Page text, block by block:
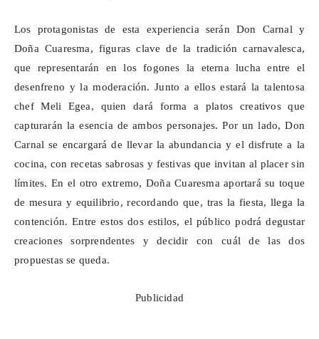
Los protagonistas de esta experiencia serán Don Carnal y
Doña Cuaresma, figuras clave de la tradición carnavalesca,
que representarán en los fogones la eterna lucha entre el
desenfreno y la moderación. Junto a ellos estará la talentosa
chef Meli Egea, quien dará forma a platos creativos que
capturarán la esencia de ambos personajes. Por un lado, Don
Carnal se encargará de llevar la abundancia y el disfrute a la
cocina, con recetas sabrosas y festivas que invitan al placer sin
límites. En el otro extremo, Doña Cuaresma aportará su toque
de mesura y equilibrio, recordando que, tras la fiesta, llega la
contención. Entre estos dos estilos, el público podrá degustar
creaciones sorprendentes y decidir con cuál de las dos
propuestas se queda.
Publicidad